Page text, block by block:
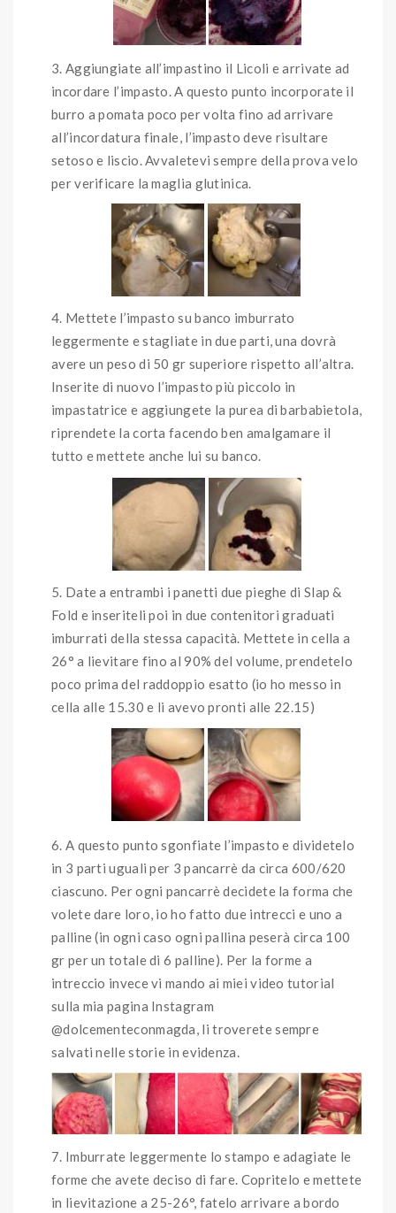
Aggiungiate all’impastino il Licoli e arrivate ad
incordare l’impasto. A questo punto incorporate il
burro a pomata poco per volta fino ad arrivare
all’incordatura finale, l’impasto deve risultare
setoso e liscio. Avvaletevi sempre della prova velo
per verificare la maglia glutinica.
Mettete l’impasto su banco imburrato
leggermente e stagliate in due parti, una dovrà
avere un peso di 50 gr superiore rispetto all’altra.
Inserite di nuovo l’impasto più piccolo in
impastatrice e aggiungete la purea di barbabietola,
riprendete la corta facendo ben amalgamare il
tutto e mettete anche lui su banco.
Date a entrambi i panetti due pieghe di Slap &
Fold e inseriteli poi in due contenitori graduati
imburrati della stessa capacità. Mettete in cella a
26° a lievitare fino al 90% del volume, prendetelo
poco prima del raddoppio esatto (io ho messo in
cella alle 15.30 e li avevo pronti alle 22.15)
A questo punto sgonfiate l’impasto e dividetelo
in 3 parti uguali per 3 pancarrè da circa 600/620
ciascuno. Per ogni pancarrè decidete la forma che
volete dare loro, io ho fatto due intrecci e uno a
palline (in ogni caso ogni pallina peserà circa 100
gr per un totale di 6 palline). Per la forme a
intreccio invece vi mando ai miei video tutorial
sulla mia pagina Instagram
@dolcementeconmagda, li troverete sempre
salvati nelle storie in evidenza.
Imburrate leggermente lo stampo e adagiate le
forme che avete deciso di fare. Copritelo e mettete
in lievitazione a 25-26°, fatelo arrivare a bordo